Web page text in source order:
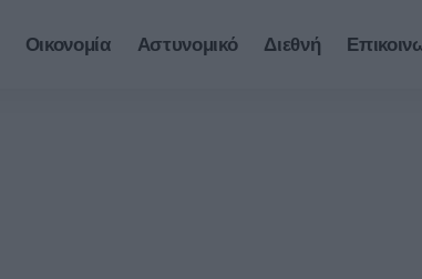
Οικονομία Αστυνομικό Διεθνή